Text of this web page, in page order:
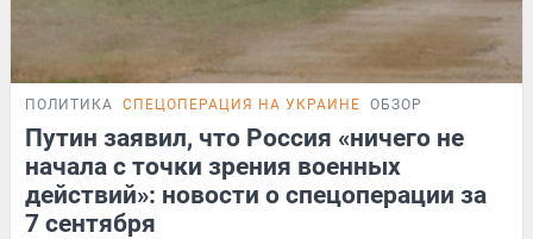
ПОЛИТИКА СПЕЦОПЕРАЦИЯ НА УКРАИНЕ ОБЗОР
Путин заявил, что Россия «ничего не
начала с точки зрения военных
действий»: новости о спецоперации за
7 сентября